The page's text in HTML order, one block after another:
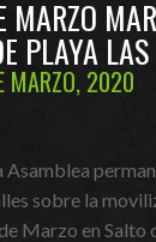
MARZO
PLAYA
MARZO, 2020
Asamblea
sobre la
Marzo en Salto